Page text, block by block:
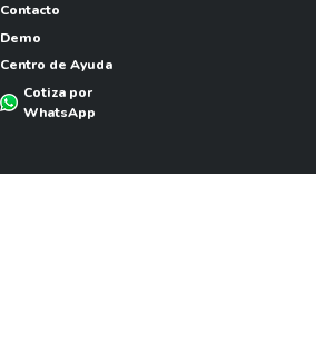
Contacto
Demo
Centro de Ayuda
Cotiza por
WhatsApp